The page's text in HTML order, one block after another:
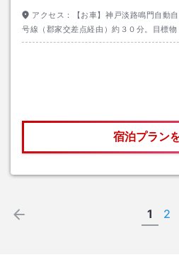
アクセス：
【お車】神戸淡路鳴門自動
号線（郡家交差点経由）約３０分。目標
ス】津名港バスターミナルより車で約２５
宿泊プラン
1 2